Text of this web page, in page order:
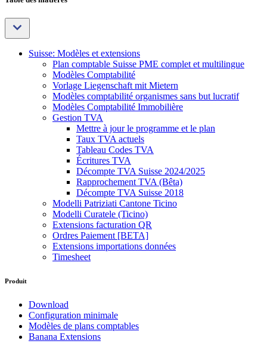
Suisse: Modèles et extensions
Plan comptable Suisse PME complet et multilingue
Modèles Comptabilité
Vorlage Liegenschaft mit Mietern
Modèles comptabilité organismes sans but lucratif
Modèles Comptabilité Immobilière
Gestion TVA
Mettre à jour le programme et le plan
Taux TVA actuels
Tableau Codes TVA
Écritures TVA
Décompte TVA Suisse 2024/2025
Rapprochement TVA (Bêta)
Décompte TVA Suisse 2018
Modelli Patriziati Cantone Ticino
Modelli Curatele (Ticino)
Extensions facturation QR
Ordres Paiement [BETA]
Extensions importations données
Timesheet
Produit
Download
Configuration minimale
Modèles de plans comptables
Banana Extensions